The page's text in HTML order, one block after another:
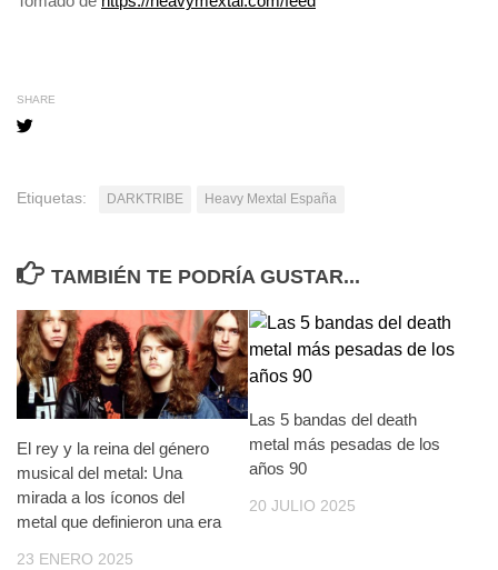
SHARE
Etiquetas: DARKTRIBE Heavy Mextal España
TAMBIÉN TE PODRÍA GUSTAR...
El rey y la reina del género
musical del metal: Una
mirada a los íconos del
metal que definieron una era
23 ENERO 2025
Las 5 bandas del death
metal más pesadas de los
años 90
20 JULIO 2025